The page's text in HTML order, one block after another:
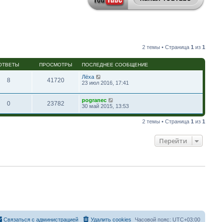
2 темы • Страница1 из1
ПРОСМОТРЫ ПОСЛЕДНЕЕ СООБЩЕНИЕ
8 41720
Лёха
23 июл 2016, 17:41
0 23782
pogranec
30 май 2015, 13:53
2 темы • Страница1 из1
Перейти
Часовой пояс: UTC+03:00
Удалить cookies
Связаться с администрацией